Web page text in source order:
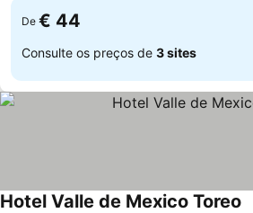
De € 44
Consulte os preços de 3 sites
Hotel Valle de Mexico Toreo